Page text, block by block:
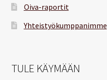
Oiva-raportit
Yhteistyökumppanimme
TULE KÄYMÄÄN